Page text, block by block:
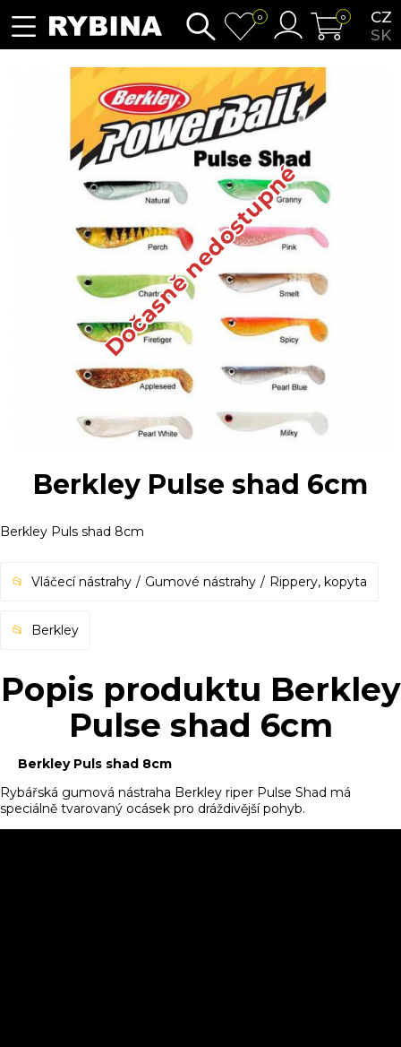
CZ
SK
0 0
Dočasně nedostupné
Berkley Pulse shad 6cm
Berkley Puls shad 8cm
Vláčecí nástrahy Gumové nástrahy Rippery, kopyta
Berkley
Popis produktu Berkley
Pulse shad 6cm
Berkley Puls shad 8cm
Rybářská gumová nástraha Berkley riper Pulse Shad má
speciálně tvarovaný ocásek pro dráždivější pohyb.